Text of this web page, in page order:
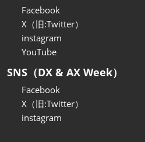
Facebook
X（旧:Twitter）
instagram
YouTube
SNS（DX & AX Week）
Facebook
X（旧:Twitter）
instagram